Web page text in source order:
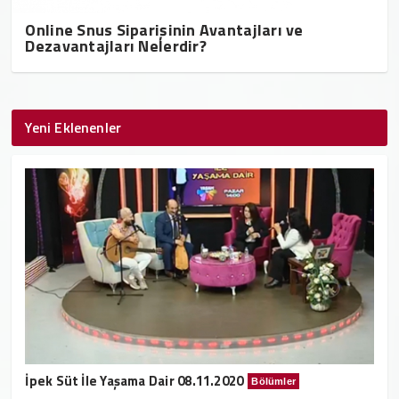
Online Snus Siparişinin Avantajları ve
Dezavantajları Nelerdir?
Yeni Eklenenler
İpek Süt İle Yaşama Dair 08.11.2020 Bölümler